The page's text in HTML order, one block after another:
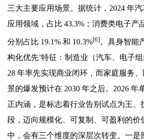
三大主要应用场景。据统计，2024 年
应用领域，占比 43.3%；消费类电子产
分别占比 19.1% 和 10.3%[6]。具身智能
构化优先’特征：制造业（汽车、电子
28 年率先实现商业闭环，而家庭服务
景的爆发预计在 2030 年之后。2026 年
正内涵，是标志着行业告别试点为王、
段，迈向规模化、可复制、可盈利的价
中，会有三个维度的深层次转变。一是